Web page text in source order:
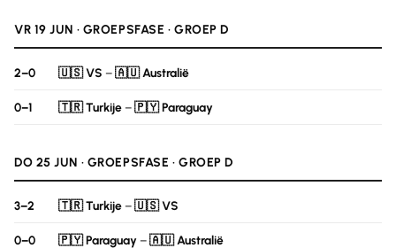
VR 19 JUN · GROEPSFASE · GROEP D
2–0 🇺🇸 VS –🇦🇺 Australië
0–1 🇹🇷 Turkije–🇵🇾 Paraguay
DO 25 JUN · GROEPSFASE · GROEP D
3–2 🇹🇷 Turkije–🇺🇸 VS
0–0 🇵🇾 Paraguay–🇦🇺 Australië